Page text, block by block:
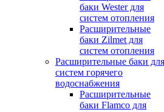
баки Wester для
систем отопления
Расширительные
баки Zilmet для
систем отопления
Расширительные баки для
систем горячего
водоснабжения
Расширительные
баки Flamco для